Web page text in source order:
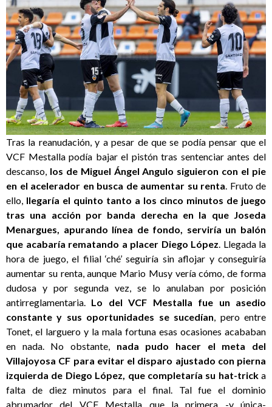
Tras la reanudación, y a pesar de que se podía pensar que el
VCF Mestalla podía bajar el pistón tras sentenciar antes del
descanso, los de Miguel Ángel Angulo siguieron con el pie
en el acelerador en busca de aumentar su renta. Fruto de
ello, llegaría el quinto tanto a los cinco minutos de juego
tras una acción por banda derecha en la que Joseda
Menargues, apurando línea de fondo, serviría un balón
que acabaría rematando a placer Diego López. Llegada la
hora de juego, el filial ‘ché’ seguiría sin aflojar y conseguiría
aumentar su renta, aunque Mario Musy vería cómo, de forma
dudosa y por segunda vez, se lo anulaban por posición
antirreglamentaria. Lo del VCF Mestalla fue un asedio
constante y sus oportunidades se sucedían, pero entre
Tonet, el larguero y la mala fortuna esas ocasiones acababan
en nada. No obstante, nada pudo hacer el meta del
Villajoyosa CF para evitar el disparo ajustado con pierna
izquierda de Diego López, que completaría su hat-tricka
falta de diez minutos para el final. Tal fue el dominio
abrumador del VCF Mestalla que la primera -y única-